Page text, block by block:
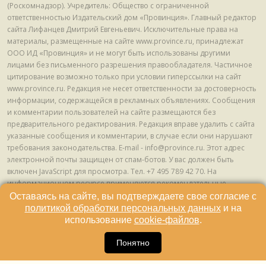
(Роскомнадзор). Учредитель: Общество с ограниченной
ответственностью Издательский дом «Провинция». Главный редактор
сайта Лифанцев Дмитрий Евгеньевич. Исключительные права на
материалы, размещенные на сайте www.province.ru, принадлежат
ООО ИД «Провинция» и не могут быть использованы другими
лицами без письменного разрешения правообладателя. Частичное
цитирование возможно только при условии гиперссылки на сайт
www.province.ru. Редакция не несет ответственности за достоверность
информации, содержащейся в рекламных объявлениях. Сообщения
и комментарии пользователей на сайте размещаются без
предварительного редактирования. Редакция вправе удалить с сайта
указанные сообщения и комментарии, в случае если они нарушают
требования законодательства. E-mail - info@province.ru. Этот адрес
электронной почты защищен от спам-ботов. У вас должен быть
включен JavaScript для просмотра. Tел. +7 495 789 42 70. На
информационном ресурсе применяются рекомендательные
технологии (информационные технологии предоставления
информации на основе сбора, систематизации и анализа сведений,
относящихся к предпочтениям пользователей сети "Интернет",
находящихся на территории Российской Федерации) © ООО ИД
Оставаясь на сайте, вы подтверждаете свое согласие с
политикой обработки персональных данныхи на
использование cookie-файлов.
Понятно